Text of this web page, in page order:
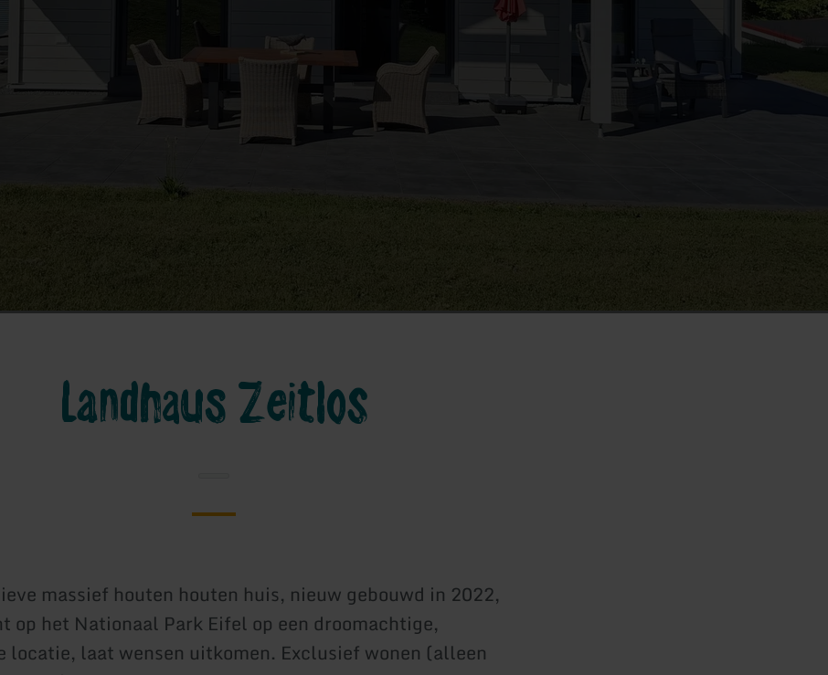
Landhaus Zeitlos
massief houten houten huis, nieuw gebouwd in 2022,
op het Nationaal Park Eifel op een droomachtige,
locatie, laat wensen uitkomen. Exclusief wonen (alleen